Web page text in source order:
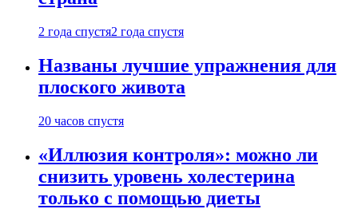
2 года спустя2 года спустя
Названы лучшие упражнения для
плоского живота
20 часов спустя
«Иллюзия контроля»: можно ли
снизить уровень холестерина
только с помощью диеты